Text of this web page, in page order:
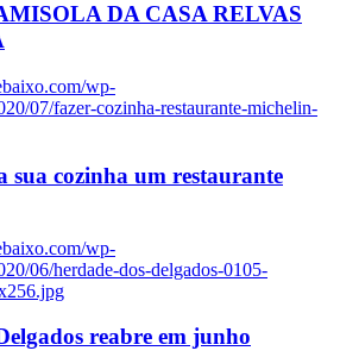
DA CASA RELVAS
wp-
07/fazer-cozinha-restaurante-michelin-
sua cozinha um restaurante
wp-
06/herdade-dos-delgados-0105-
reabre em junho